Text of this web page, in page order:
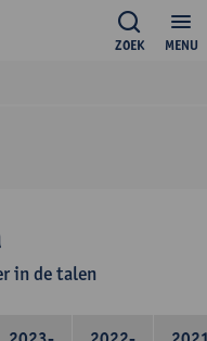
MENU
ZOEK
in de talen